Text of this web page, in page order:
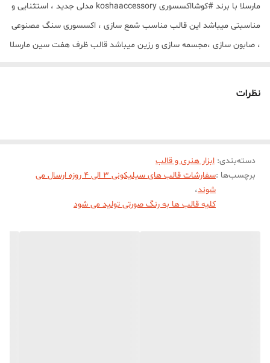
مارسلا با برند #کوشااکسسوری koshaaccessory مدلی جدید ، استثنایی و
مناسبتی میباشد این قالب مناسب شمع سازی ، اکسسوری سنگ مصنوعی
، صابون سازی ،مجسمه سازی و رزین میباشد قالب ظرف هفت سین مارسلا
نظرات
دسته‌بندی: ابزار هنری و قالب
برچسب‌ها :
سفارشات قالب های سیلیکونی 3 الی 4 روزه ارسال می
شوند،
کلیه قالب ها به رنگ صورتی تولید می شود